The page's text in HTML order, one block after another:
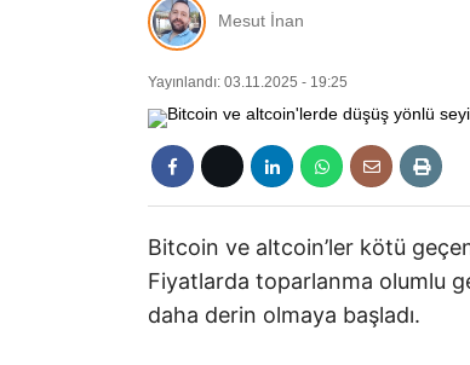
Mesut İnan
Yayınlandı: 03.11.2025 - 19:25
Bitcoin ve altcoin’ler kötü
Fiyatlarda toparlanma olumlu
daha derin olmaya başladı.